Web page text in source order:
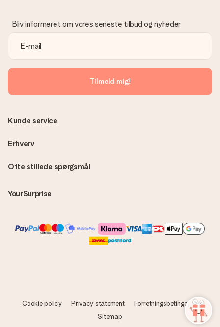
Bliv informeret om vores seneste tilbud og nyheder
Tilmeld mig!
Ofte stillede spørgsmål
YourSurprise
Kunde service
Erhverv
Cookie policy Privacy statement
Forretningsbetingelser
Sitemap